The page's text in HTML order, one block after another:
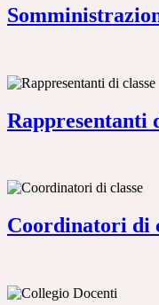
Rappresentanti
Coordinatori di